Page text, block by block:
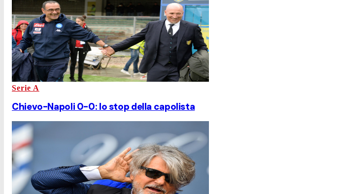
Serie A
Chievo-Napoli 0-0: lo stop della capolista